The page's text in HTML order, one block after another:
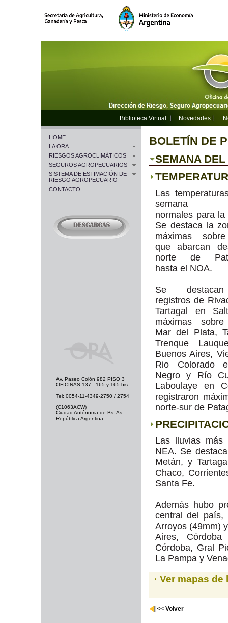
Biblioteca Virtual Novedades
HOME
LA ORA
RIESGOS AGROCLIMÁTICOS
SEGUROS AGROPECUARIOS
SISTEMA DE ESTIMACIÓN DE
RIESGO AGROPECUARIO
CONTACTO
BOLETÍN DE
SEMANA
Las
semana
normales para la
Se destaca la
máximas
que abarcan
norte de
hasta el NOA.
Se
registros de
Tartagal en
máximas sobre
Mar del Plata,
Trenque
Buenos Aires,
Rio Colorado
Negro y Río
Laboulaye en
registraron
norte-sur de
Las lluvias más
NEA. Se
Metán, y
Chaco,
Santa Fe.
Además hubo
central del país,
Arroyos (49mm)
Aires,
Córdoba, Gral
La Pampa y
· Ver mapas
<< Volver
Av. Paseo Colón 982 PISO 3
OFICINAS 137 - 165 y 165 bis
Tel: 0054-11-4349-2750 / 2754
(C1063ACW)
Ciudad Autónoma de Bs. As.
República Argentina